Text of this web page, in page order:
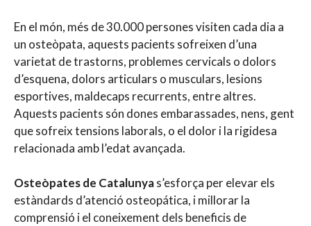
En el món, més de 30.000 persones visiten cada dia a
un osteòpata, aquests pacients sofreixen d’una
varietat de trastorns, problemes cervicals o dolors
d’esquena, dolors articulars o musculars, lesions
esportives, maldecaps recurrents, entre altres.
Aquests pacients són dones embarassades, nens, gent
que sofreix tensions laborals, o el dolor i la rigidesa
relacionada amb l’edat avançada.
Osteòpates de Catalunyas’esforça per elevar els
estàndards d’atenció osteopática, i millorar la
comprensió i el coneixement dels beneficis de